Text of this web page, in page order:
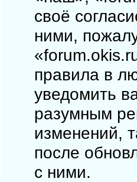
своё
ними,
правила в
уведомить
разумным
изменений,
после
с ними.